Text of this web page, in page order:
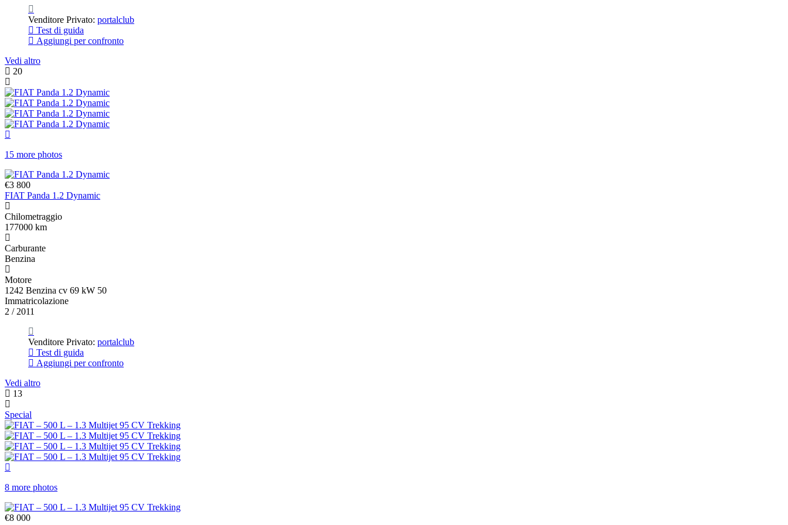
Venditore Privato: portalclub
Test di guida
Aggiungi per confronto
Vedi altro
20
15 more photos
€3 800
FIAT Panda 1.2 Dynamic
Chilometraggio
177000 km
Carburante
Benzina
Motore
1242 Benzina cv 69 kW 50
Immatricolazione
2 / 2011
Venditore Privato: portalclub
Test di guida
Aggiungi per confronto
Vedi altro
13
Special
8 more photos
€8 000